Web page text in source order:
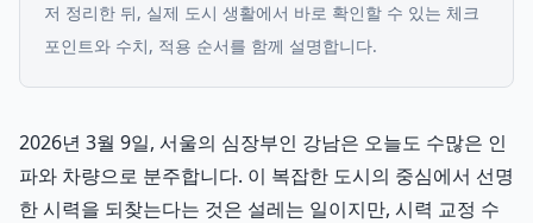
저 정리한 뒤, 실제 도시 생활에서 바로 확인할 수 있는 체크
포인트와 수치, 적용 순서를 함께 설명합니다.
2026년 3월 9일, 서울의 심장부인 강남은 오늘도 수많은 인
파와 차량으로 분주합니다. 이 복잡한 도시의 중심에서 선명
한 시력을 되찾는다는 것은 설레는 일이지만, 시력 교정 수